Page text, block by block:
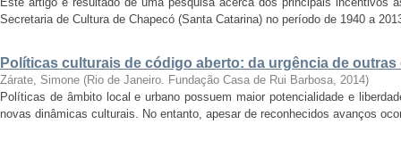
Secretaria de Cultura de Chapecó (Santa Catarina) no período de 1940 a
Políticas culturais de código aberto: da urgência de
Zárate, Simone (Rio de Janeiro. Fundação Casa de Rui Barbosa, 2014)
Políticas de âmbito local e urbano possuem maior potencialidade e
novas dinâmicas culturais. No entanto, apesar de reconhecidos avanços